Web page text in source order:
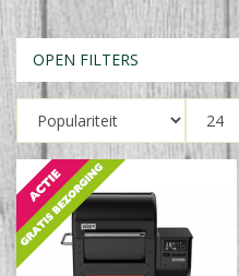
OPEN FILTERS